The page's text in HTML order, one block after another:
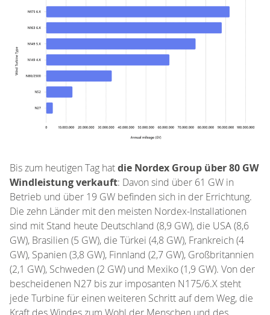
Bis zum heutigen Tag hatdie Nordex Group über 80 GW
Windleistung verkauft: Davon sind über 61 GW in
Betrieb und über 19 GW befinden sich in der Errichtung.
Die zehn Länder mit den meisten Nordex-Installationen
sind mit Stand heute Deutschland (8,9 GW), die USA (8,6
GW), Brasilien (5 GW), die Türkei (4,8 GW), Frankreich (4
GW), Spanien (3,8 GW), Finnland (2,7 GW), Großbritannien
(2,1 GW), Schweden (2 GW) und Mexiko (1,9 GW). Von der
bescheidenen N27 bis zur imposanten N175/6.X steht
jede Turbine für einen weiteren Schritt auf dem Weg, die